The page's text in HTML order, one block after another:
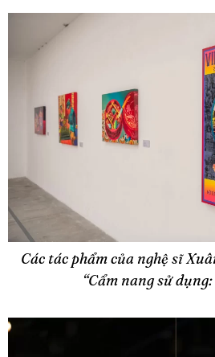
Các tác phẩm của nghệ sĩ
“Cẩm nang sử